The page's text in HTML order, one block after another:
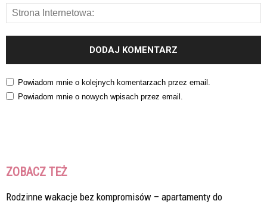
Powiadom mnie o kolejnych komentarzach przez email.
Powiadom mnie o nowych wpisach przez email.
ZOBACZ TEŻ
Rodzinne wakacje bez kompromisów – apartamenty do